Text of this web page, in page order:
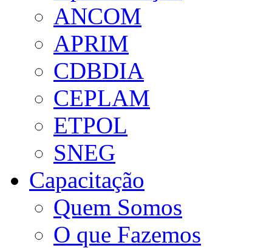
ANCOM
APRIM
CDBDIA
CEPLAM
ETPOL
SNEG
Capacitação
Quem Somos
O que Fazemos